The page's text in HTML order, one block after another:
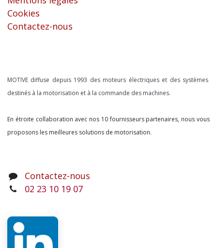
Cookies
Contactez-nous
MOTIVE diffuse depuis 1993 des moteurs électriques et des systèmes
destinés à la motorisation et à la commande des machines.
En étroite collaboration avec nos 10 fournisseurs partenaires, nous vous
proposons les meilleures solutions de motorisation.
Contactez-nous
02 23 10 19 07